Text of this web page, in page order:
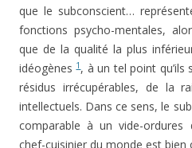
que le subconscient…
fonctions psycho-mentales,
que de la qualité la plus
idéogènes1, à un tel point
résidus irrécupérables, de la
intellectuels. Dans ce sens, le
comparable à un vide-ordures
chef-cuisinier du monde est bien